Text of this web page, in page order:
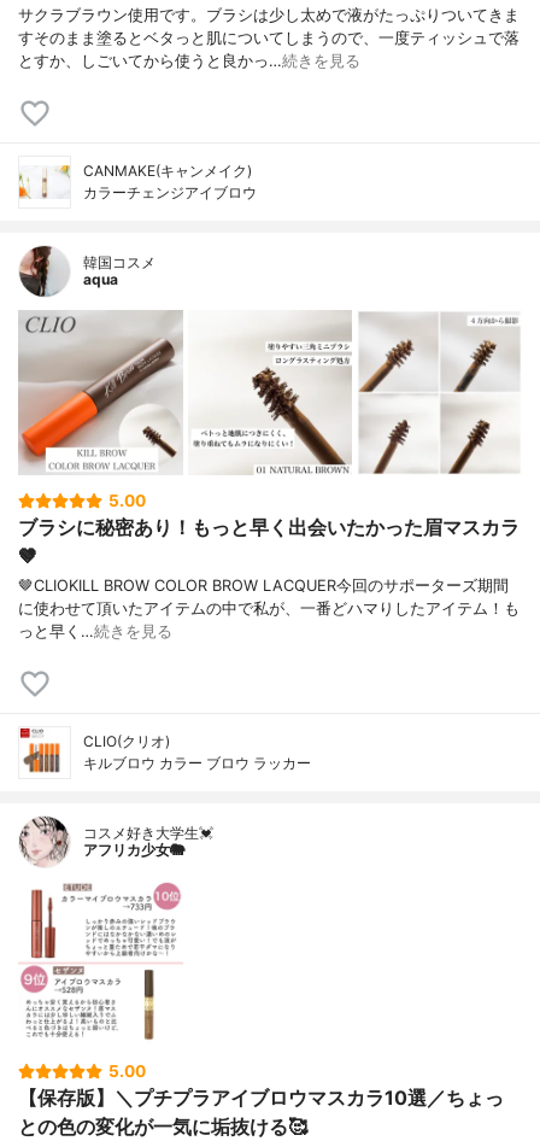
サクラブラウン使用です。ブラシは少し太めで液がたっぷりついてきま
すそのまま塗るとベタっと肌についてしまうので、一度ティッシュで落
とすか、しごいてから使うと良かっ…続きを見る
CANMAKE(キャンメイク)
カラーチェンジアイブロウ
韓国コスメ
aqua
5.00
ブラシに秘密あり！もっと早く出会いたかった眉マスカラ
🤎
🤎CLIOKILL BROW COLOR BROW LACQUER今回のサポーターズ期間
に使わせて頂いたアイテムの中で私が、一番どハマりしたアイテム！も
っと早く…続きを見る
CLIO(クリオ)
キルブロウ カラー ブロウ ラッカー
コスメ好き大学生💓
アフリカ少女🐘
5.00
【保存版】＼プチプラアイブロウマスカラ10選／ちょっ
との色の変化が一気に垢抜ける🥰